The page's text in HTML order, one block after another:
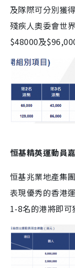
及隊際可分別獲
殘疾人奧委會世
$48000及
恒基精英運動員
恒基兆業地產集
表現優秀的香港
1-8名的港將即可